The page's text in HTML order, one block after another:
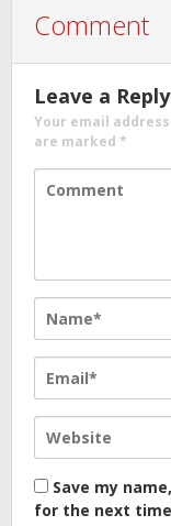
Comment
Leave a Reply
Your email
are marked *
Save my
for the next